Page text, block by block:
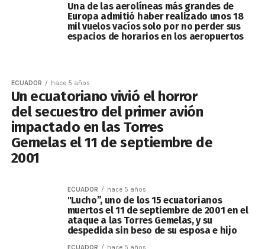
Una de las aerolíneas más grandes de
Europa admitió haber realizado unos 18
mil vuelos vacíos solo por no perder sus
espacios de horarios en los aeropuertos
ECUADOR hace 5 años
Un ecuatoriano vivió el horror
del secuestro del primer avión
impactado en las Torres
Gemelas el 11 de septiembre de
2001
ECUADOR hace 5 años
"Lucho”, uno de los 15 ecuatorianos
muertos el 11 de septiembre de 2001 en el
ataque a las Torres Gemelas, y su
despedida sin beso de su esposa e hijo